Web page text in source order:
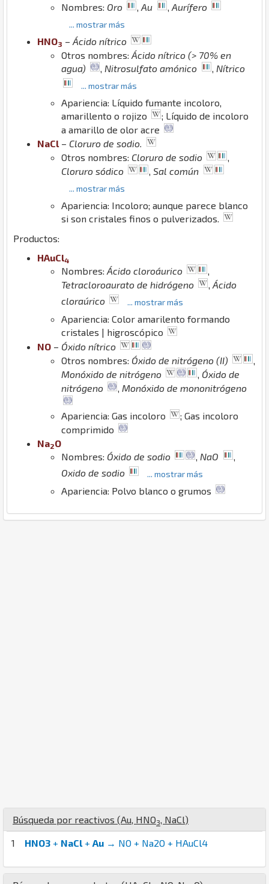
Nombres: Oro ,Au Aurífero
... mostrar más
HNO3 – Ácido nítrico
Otros nombres: Ácido nítrico (> 70% en
agua)
Nitrosulfato amónico Nítrico
... mostrar más
Apariencia: Líquido fumante incoloro,
amarillento o rojizo
; Líquido de incoloro
a amarillo de olor acre
NaCl – Cloruro de sodio.
Otros nombres: Cloruro de sodio
,
Cloruro sódico
, Sal común
... mostrar más
Apariencia: Incoloro; aunque parece blanco
si son cristales finos o pulverizados.
Productos:
HAuCl4
Nombres: Ácido cloroáurico
,
Tetracloroaurato de hidrógeno
,Ácido
cloraúrico
... mostrar más
Apariencia: Color amarilento formando
cristales | higroscópico
NO – Óxido nítrico
Otros nombres: Óxido de nitrógeno (II)
Monóxido de nitrógeno
Óxido de
nitrógeno
Monóxido de mononitrógeno
Apariencia: Gas incoloro
; Gas incoloro
comprimido
Na2O
Nombres: Óxido de sodio , NaO
,
Oxido de sodio
... mostrar más
Apariencia: Polvo blanco o grumos
Búsqueda por reactivos (Au, HNO3, NaCl)
1 HNO3 + NaCl+ Au → NO + Na2O + HAuCl4